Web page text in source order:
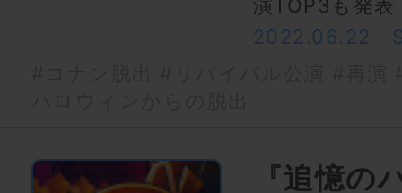
演TOP3も発表
2022.06.22
『追憶の